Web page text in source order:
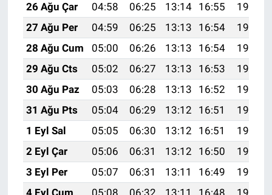
26 Ağu Çar
04:58 06:25 13:14 16:55
19:53
27 Ağu Per
04:59 06:25 13:13 16:54
19:52
28 Ağu Cum
05:00 06:26 13:13 16:54
19:50
29 Ağu Cts
05:02 06:27 13:13 16:53
19:49
30 Ağu Paz
05:03 06:28 13:13 16:52
19:47
31 Ağu Pts
05:04 06:29 13:12 16:51
19:46
1 Eyl Sal
05:05 06:30 13:12 16:51
19:44
2 Eyl Çar
05:06 06:31 13:12 16:50
19:43
3 Eyl Per
05:07 06:31 13:11 16:49
19:41